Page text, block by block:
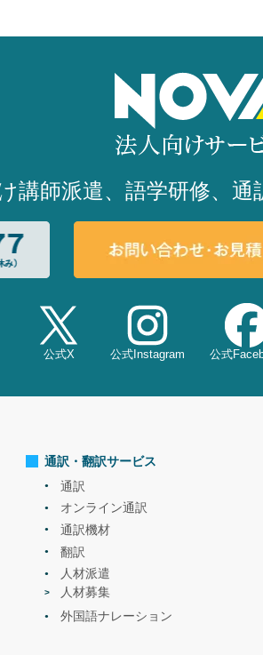
講師派遣、語学研修、 通
公式X 公式 Instagram 公式
通訳・翻訳サービス
通訳
オンライン通訳
通訳機材
翻訳
人材派遣
人材募集
外国語ナレーション